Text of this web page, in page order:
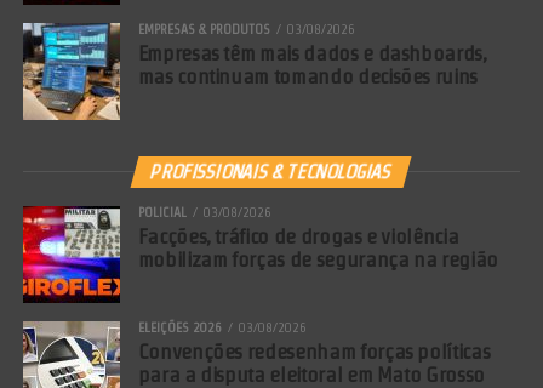
EMPRESAS & PRODUTOS 03/08/2026
Empresas têm mais dados e dashboards,
mas continuam tomando decisões ruins
PROFISSIONAIS & TECNOLOGIAS
POLICIAL 03/08/2026
Facções, tráfico de drogas e violência
mobilizam forças de segurança na região
ELEIÇÕES 2026 03/08/2026
Convenções redesenham forças políticas
para a disputa eleitoral em Mato Grosso